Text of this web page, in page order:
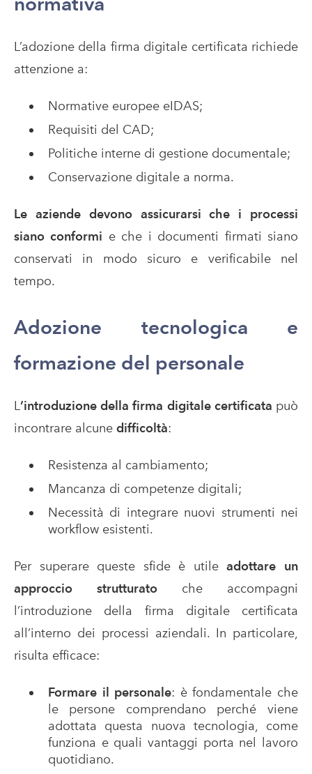
L’adozione della firma digitale certificata richiede
attenzione a:
Normative europee eIDAS;
Requisiti del CAD;
Politiche interne di gestione documentale;
Conservazione digitale a norma.
Le aziende devono assicurarsi che i processi
siano conformi e che i documenti firmati siano
conservati in modo sicuro e verificabile nel
tempo.
Adozione tecnologica e
formazione del personale
L ’introduzione della firma digitale certificata può
incontrare alcune difficoltà:
Resistenza al cambiamento;
Mancanza di competenze digitali;
Necessità di integrare nuovi strumenti nei
workflow esistenti.
Per superare queste sfide è utileadottare un
approccio strutturato che accompagni
l’introduzione della firma digitale certificata
all’interno dei processi aziendali. In particolare,
risulta efficace:
Formare il personale: è fondamentale che
le persone comprendano perché viene
adottata questa nuova tecnologia, come
funziona e quali vantaggi porta nel lavoro
quotidiano.